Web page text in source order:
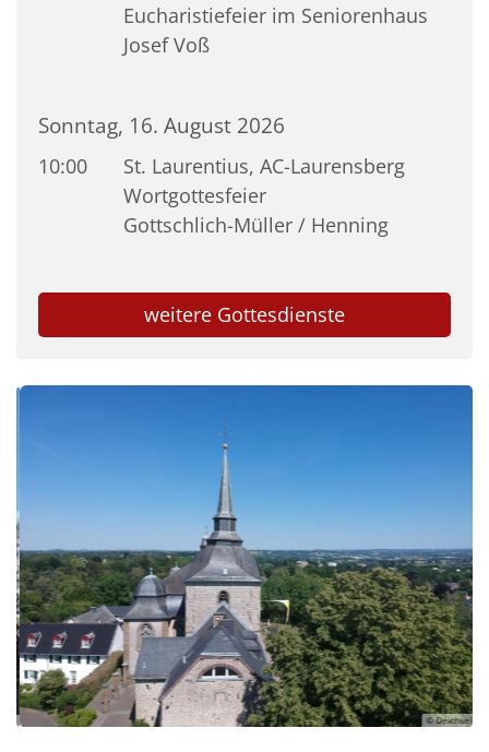
Eucharistiefeier im Seniorenhaus
Josef Voß
Sonntag, 16. August 2026
10:00
St. Laurentius, AC-Laurensberg
Wortgottesfeier
Gottschlich-Müller / Henning
weitere Gottesdienste
© Deichsel